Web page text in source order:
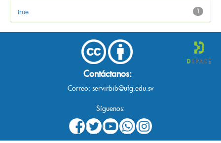
1
true
Contáctanos:
Correo: servirbib@ufg.edu.sv
Síguenos: